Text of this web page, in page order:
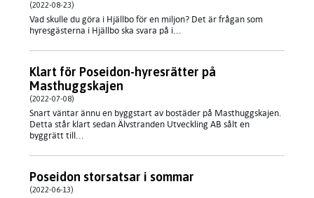
(2022-08-23)
Vad skulle du göra i Hjällbo för en miljon? Det är frågan som
hyresgästerna i Hjällbo ska svara på i...
Klart för Poseidon-hyresrätter på
Masthuggskajen
(2022-07-08)
Snart väntar ännu en byggstart av bostäder på Masthuggskajen.
Detta står klart sedan Älvstranden Utveckling AB sålt en
byggrätt till...
Poseidon storsatsar i sommar
(2022-06-13)